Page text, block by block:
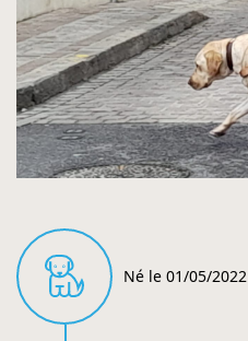
Né le 01/05/2022